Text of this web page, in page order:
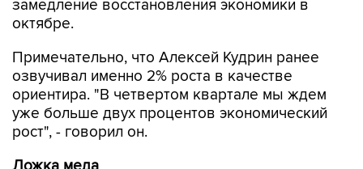
Примечательно, что Алексей Кудрин ранее
ориентира. "В четвертом квартале мы ждем
уже больше двух процентов экономический
рост", - говорил он.
Ложка меда